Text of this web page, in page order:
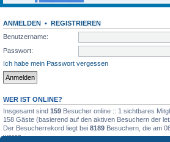
ANMELDEN • REGISTRIEREN
Benutzername:
Passwort:
Ich habe mein Passwort vergessen
WER IST ONLINE?
Insgesamt sind 159 Besucher online :: 1 sichtbares
158 Gäste (basierend auf den aktiven Besuchern der
Der Besucherrekord liegt bei 8189 Besuchern, die am
waren.